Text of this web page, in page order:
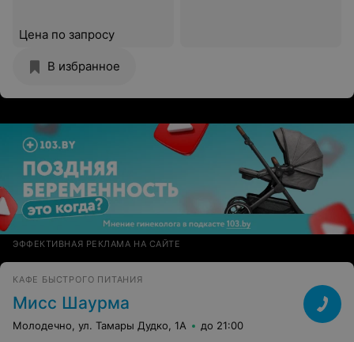
Цена по запросу
В избранное
ЭФФЕКТИВНАЯ РЕКЛАМА НА САЙТЕ
КАФЕ БЫСТРОГО ПИТАНИЯ
Мисс Шаурма
Молодечно, ул. Тамары Дудко, 1А до 21:00